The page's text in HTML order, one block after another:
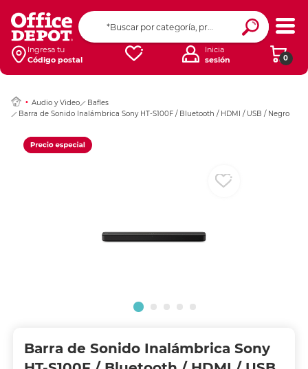
Ingresa tu
Código postal
0
Inicia
sesión
Audio y Video
Bafles
Barra de Sonido Inalámbrica Sony HT-S100F / Bluetooth / HDMI / USB / Negro
Barra de Sonido Inalámbrica Sony
Ingresar Codigo